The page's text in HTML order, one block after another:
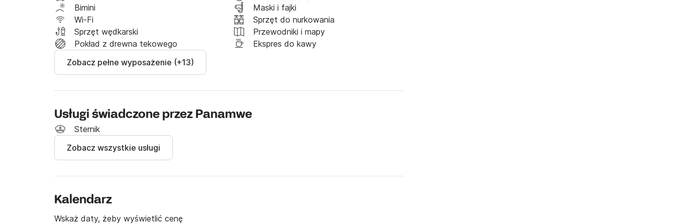
Transfery
Wynajem samochodów, loty i promy itp.
Bimini
Maski i fajki
Wi-Fi
Sprzęt do nurkowania
Sprzęt wędkarski
Przewodniki i mapy
Pokład z drewna tekowego
Ekspres do kawy
Zobacz pełne wyposażenie (+13)
Usługi świadczone przez Panamwe
Sternik
Zobacz wszystkie usługi
Kalendarz
Wskaż daty, żeby wyświetlić cenę